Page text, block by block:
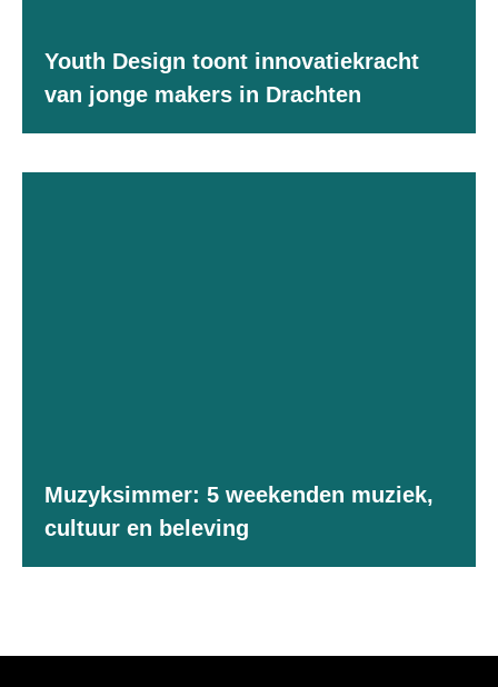
Youth Design toont innovatiekracht
van jonge makers in Drachten
Muzyksimmer: 5 weekenden muziek,
cultuur en beleving